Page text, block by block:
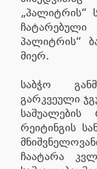
„პალიტრის“
პალიტრის“
მიერ.
საბჭო
გარკვეული
რეიტინგის
ჩაატარა